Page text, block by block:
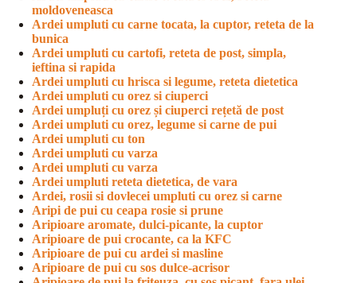
moldoveneasca
Ardei umpluti cu carne tocata, la cuptor, reteta de la
bunica
Ardei umpluti cu cartofi, reteta de post, simpla,
ieftina si rapida
Ardei umpluti cu hrisca si legume, reteta dietetica
Ardei umpluti cu orez si ciuperci
Ardei umpluți cu orez și ciuperci rețetă de post
Ardei umpluti cu orez, legume si carne de pui
Ardei umpluti cu ton
Ardei umpluti cu varza
Ardei umpluti cu varza
Ardei umpluti reteta dietetica, de vara
Ardei, rosii si dovlecei umpluti cu orez si carne
Aripi de pui cu ceapa rosie si prune
Aripioare aromate, dulci-picante, la cuptor
Aripioare de pui crocante, ca la KFC
Aripioare de pui cu ardei si masline
Aripioare de pui cu sos dulce-acrisor